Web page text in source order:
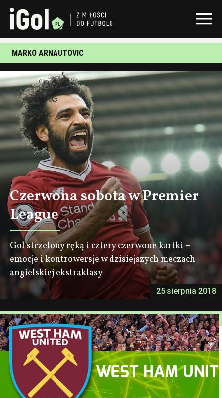
MARKO ARNAUTOVIC
25 sierpnia 2018
Czerwona sobota w Premier
League
Gol strzelony ręką i cztery czerwone kartki –
emocje i kontrowersje w dzisiejszych meczach
angielskiej ekstraklasy